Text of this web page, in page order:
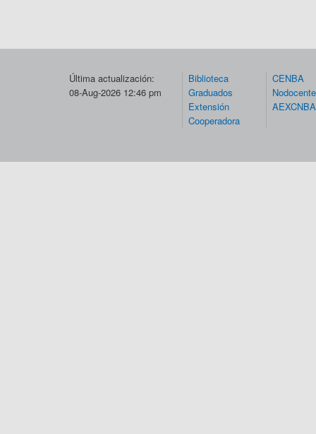
Última actualización:
08-Aug-2026 12:46 pm
Biblioteca
Graduados
Extensión
Cooperadora
CENBA
AEXCNBA